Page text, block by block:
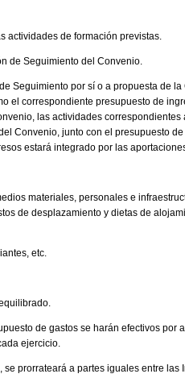
actividades de formación previstas.
de Seguimiento del Convenio.
Seguimiento por sí o a propuesta de
el correspondiente presupuesto de
las actividades correspondientes
Convenio, junto con el presupuesto
estará integrado por las
materiales, personales e
de desplazamiento y dietas de
etc.
de gastos se harán efectivos por
ejercicio.
prorrateará a partes iguales entre las